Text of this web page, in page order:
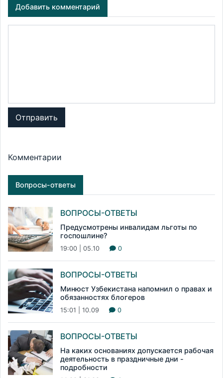
Добавить комментарий
Отправить
Комментарии
Вопросы-ответы
ВОПРОСЫ-ОТВЕТЫ
Предусмотрены инвалидам льготы по
госпошлине?
19:00 | 05.10 0
ВОПРОСЫ-ОТВЕТЫ
Минюст Узбекистана напомнил о правах и
обязанностях блогеров
15:01 | 10.09 0
ВОПРОСЫ-ОТВЕТЫ
На каких основаниях допускается рабочая
деятельность в праздничные дни -
подробности